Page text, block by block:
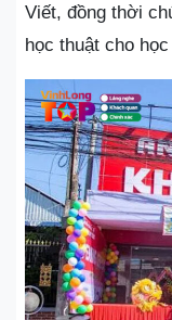
Viết, đồng thời
học thuật cho